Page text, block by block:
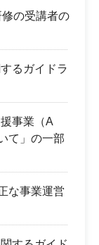
の受講者の
るガイドラ
事業（A
て」の一部
な事業運営